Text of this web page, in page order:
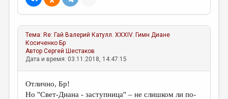
Тема: Re: Гай Валерий Катулл. XXXIV. Гимн Диане
Косиченко Бр
АвторСергей Шестаков
Дата и время: 03.11.2018, 14:47:15
Отлично, Бр!
Но "Свет-Диана - заступница" – не слишком ли по-